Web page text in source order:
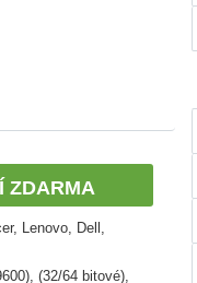
ZDARMA
Lenovo, Dell,
(32/64 bitové),